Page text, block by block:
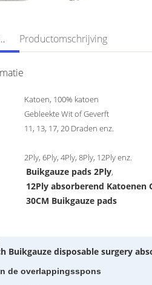
Informatie Productomschrijving
Katoen, 100% katoen
Gebleekte Wit of Geverft
11, 13, 17, 20 Draden enz.
2Ply, 6Ply, 4Ply, 8Ply, 12Ply enz.
Buikgauze pads 2Ply,
12Ply absorberend Katoenen
30CM Buikgauze pads
Buikgauze disposable surgery
de overlappingsspons